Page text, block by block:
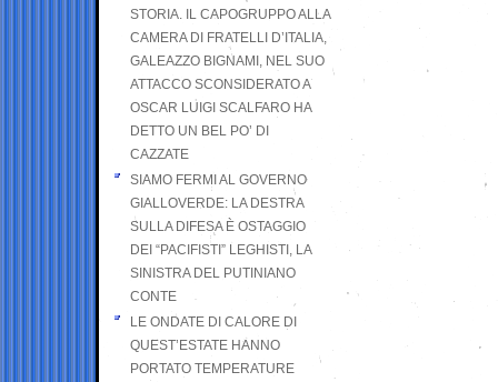
STORIA. IL CAPOGRUPPO ALLA
CAMERA DI FRATELLI D’ITALIA,
GALEAZZO BIGNAMI, NEL SUO
ATTACCO SCONSIDERATO A
OSCAR LUIGI SCALFARO HA
DETTO UN BEL PO’ DI
CAZZATE
SIAMO FERMI AL GOVERNO
GIALLOVERDE: LA DESTRA
SULLA DIFESA È OSTAGGIO
DEI “PACIFISTI” LEGHISTI, LA
SINISTRA DEL PUTINIANO
CONTE
LE ONDATE DI CALORE DI
QUEST’ESTATE HANNO
PORTATO TEMPERATURE